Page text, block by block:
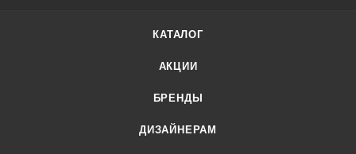
КАТАЛОГ
АКЦИИ
БРЕНДЫ
ДИЗАЙНЕРАМ